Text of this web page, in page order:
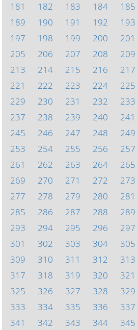
181
182 183 184 185
189
190 191 192 193
197
198 199 200 201
205
206 207 208 209
213
214 215 216 217
221
222 223 224 225
229
230 231 232 233
237
238 239 240 241
245
246 247 248 249
253
254 255 256 257
261
262 263 264 265
269
270 271 272 273
277
278 279 280 281
285
286 287 288 289
293
294 295 296 297
301
302 303 304 305
309
310 311 312 313
317
318 319 320 321
325
326 327 328 329
333
334 335 336 337
341
342 343 344 345